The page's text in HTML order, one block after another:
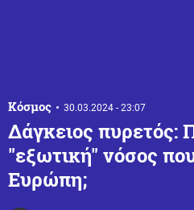
Κόσμος 30.03.2024 - 23:07
Δάγκειος πυρετός:
"εξωτική" νόσος
Ευρώπη;